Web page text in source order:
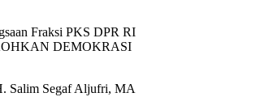
Fraksi PKS DPR RI
DEMOKRASI
Salim Segaf Aljufri, MA